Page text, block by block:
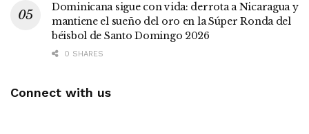
Dominicana sigue con vida: derrota a Nicaragua y
mantiene el sueño del oro en la Súper Ronda del
béisbol de Santo Domingo 2026
0 SHARES
Connect with us